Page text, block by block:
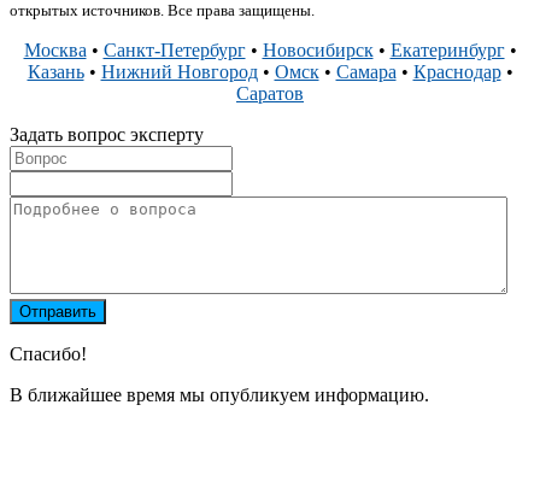
открытых источников. Все права защищены.
Москва • Санкт-Петербург• Новосибирск• Екатеринбург•
Казань• Нижний Новгород• Омск• Самара • Краснодар•
Саратов
Задать вопрос эксперту
Спасибо!
В ближайшее время мы опубликуем информацию.